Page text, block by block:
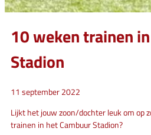
10 weken trainen
Stadion
11 september 2022
Lijkt het jouw zoon/dochter leuk om op
trainen in het Cambuur Stadion?